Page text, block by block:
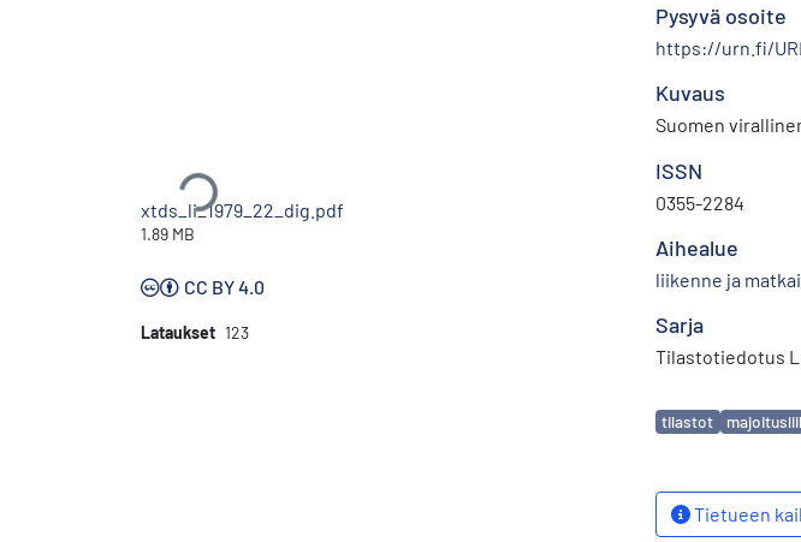
Ladataan...
xtds_li_1979_22_dig.pdf
1.89 MB
CC BY 4.0
Lataukset 123
Pysyvä osoite
https://urn.fi/
Kuvaus
Suomen
ISSN
0355-2284
Aihealue
liikenne ja
Sarja
Tilastotiedotus
Avainsanat
tilastot
Tietueen